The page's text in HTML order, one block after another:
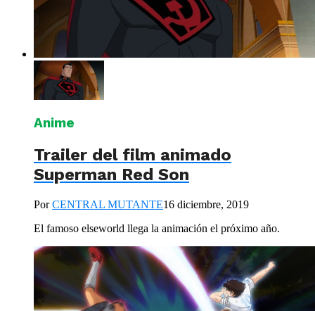
Anime
Trailer del film animado
Superman Red Son
PorCENTRAL MUTANTE16 diciembre, 2019
El famoso elseworld llega la animación el próximo año.